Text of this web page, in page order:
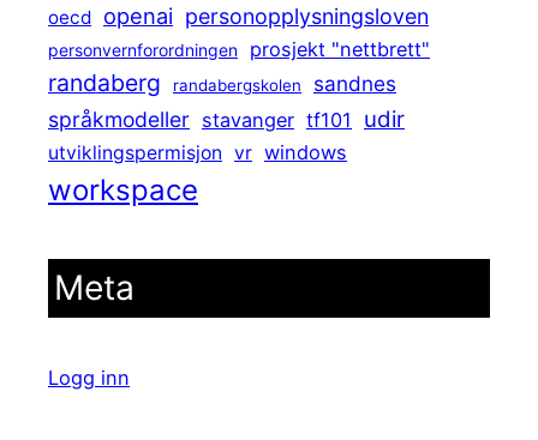
oecd openai personopplysningsloven
personvernforordningen prosjekt "nettbrett"
randaberg randabergskolen
sandnes
språkmodeller stavanger tf101 udir
utviklingspermisjon vr windows
workspace
Meta
Logg inn